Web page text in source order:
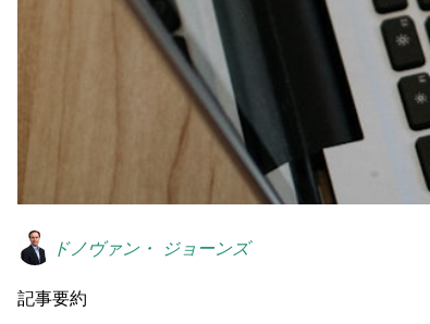
ドノヴァン・ ジョーンズ
記事要約